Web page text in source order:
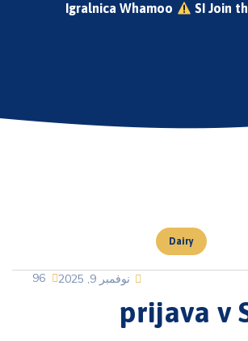
Igralnica Whamoo
SI Join
Dairy
نوفمبر 9, 2025 96
prijava v